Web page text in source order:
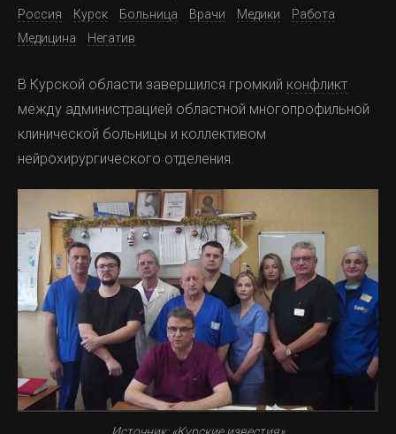
Россия Курск Больница Врачи Медики
Работа
Медицина
Негатив
В Курской области завершился громкий конфликт
между администрацией областной многопрофильной
клинической больницы и коллективом
нейрохирургического отделения.
Источник: «Курские известия»